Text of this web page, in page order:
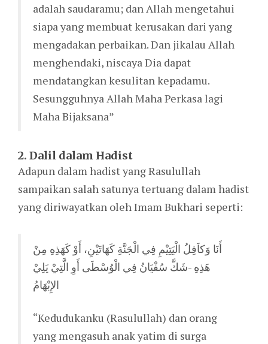
adalah saudaramu; dan Allah mengetahui
siapa yang membuat kerusakan dari yang
mengadakan perbaikan. Dan jikalau Allah
menghendaki, niscaya Dia dapat
mendatangkan kesulitan kepadamu.
Sesungguhnya Allah Maha Perkasa lagi
Maha Bijaksana”
2. Dalil dalam Hadist
Adapun dalam hadist yang Rasulullah
sampaikan salah satunya tertuang dalam hadist
yang diriwayatkan oleh Imam Bukhari seperti:
أَنَا وَكاَفِلُ الْيَتِيْمِ فِي الْجَنَّةِ كَهَاتَيْنِ، أَوْ كَهَذِهِ مِنْ
هَذِهِ -شَكَّ سُفْيَانُ فِي الْوُسْطَى أَوِ الَّتِيْ يَلِيْ
الإِبْهَامُ
“Kedudukanku (Rasulullah) dan orang
yang mengasuh anak yatim di surga